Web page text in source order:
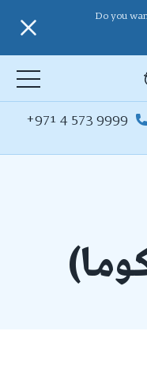
Do you
+971 4 573 9999